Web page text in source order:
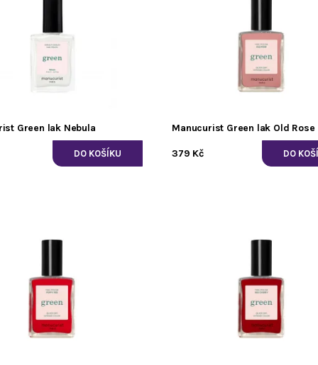
Green lak Nebula Manucurist Green lak Old Rose
379 Kč